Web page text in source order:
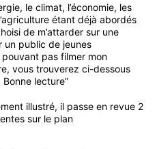
le climat, l’économie, les
étant déjà abordés
de m’attarder sur une
un public de jeunes
pas filmer mon
vous trouverez ci-dessous
lecture”
illustré, il passe en revue 2
sur le plan